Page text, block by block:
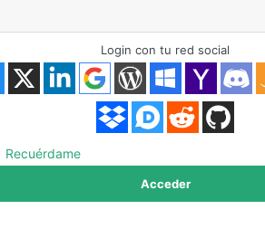
Acceder
Login con tu red social
Recuérdame